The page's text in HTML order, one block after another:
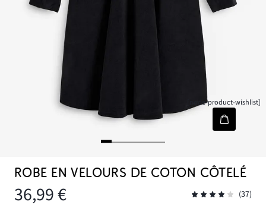
[node-product-wishlist]
ROBE EN VELOURS DE COTON CÔTELÉ
36,99 € (37)